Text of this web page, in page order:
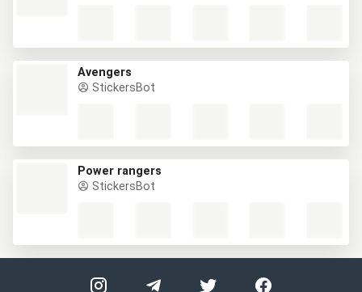
Avengers
StickersBot
Power rangers
StickersBot